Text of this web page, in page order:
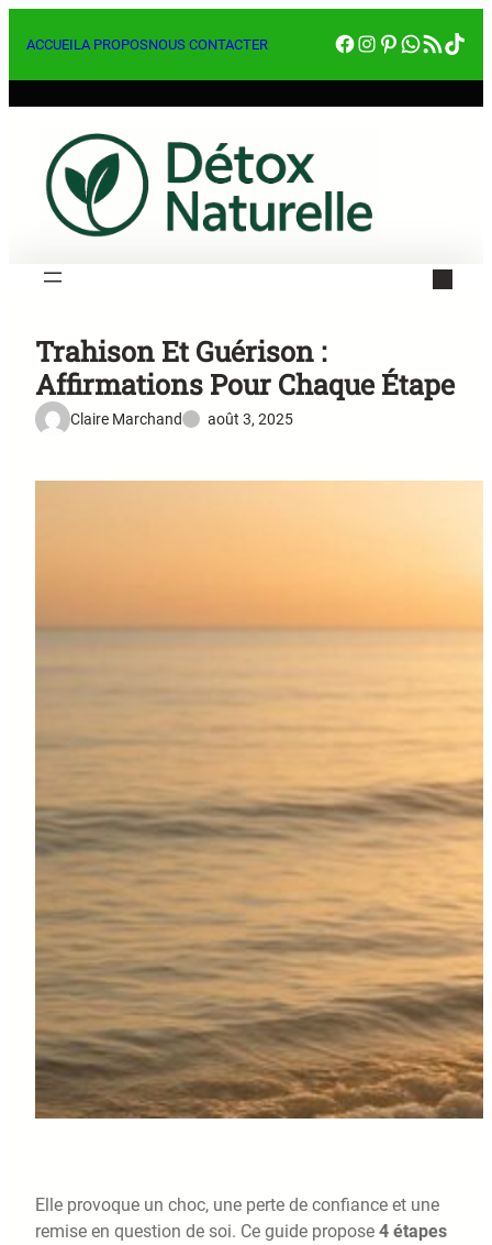
auACCUEILA PROPOSNOUS CONTACTER Facebook
Instagram
Pinterest
RSS Feed
Trahison Et Guérison :
Affirmations Pour Chaque Étape
Claire Marchand août 3, 2025
Elle provoque un choc, une perte de confiance et une
remise en question de soi. Ce guide propose 4 étapes